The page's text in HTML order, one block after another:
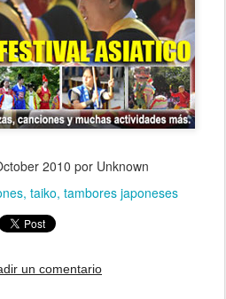
2010 por Unknown
taiko tambores japoneses
un comentario